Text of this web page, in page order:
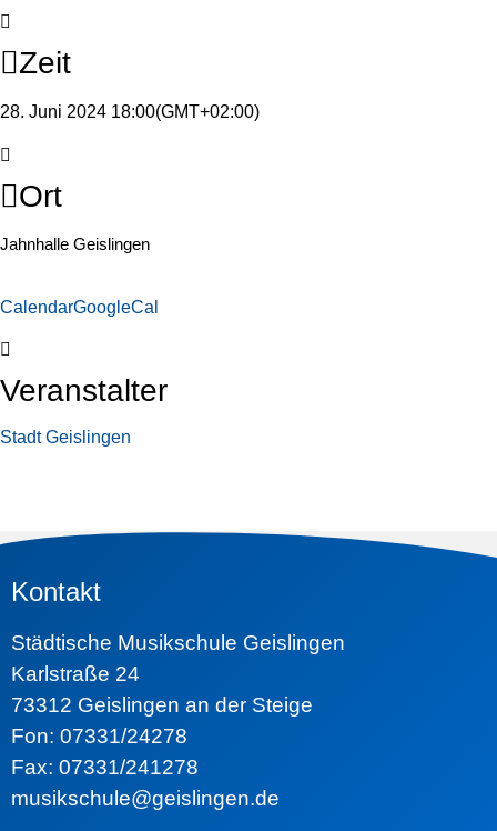
Zeit
28. Juni 2024 18:00(GMT+02:00)
Ort
Jahnhalle Geislingen
CalendarGoogleCal
Veranstalter
Stadt Geislingen
Kontakt
Städtische Musikschule Geislingen
Karlstraße 24
73312 Geislingen an der Steige
Fon: 07331/24278
Fax: 07331/241278
musikschule@geislingen.de